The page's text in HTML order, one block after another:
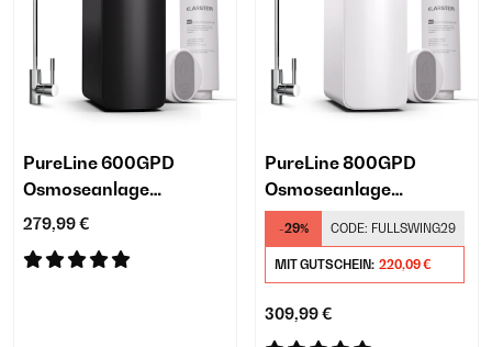
PureLine 600GPD
Osmoseanlage​
Untertisch Schwarz
279,99 €
PureLine 800GPD
Osmoseanlage​
Untertisch Weiß
-29% CODE: FULLSWING29
MIT GUTSCHEIN: 220,09 €
309,99 €